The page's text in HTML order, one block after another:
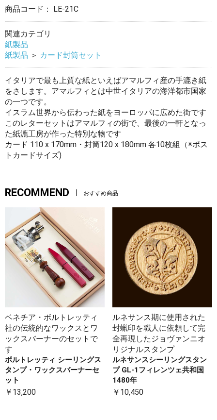
商品コード： LE-21C
関連カテゴリ
紙製品
紙製品 ＞ カード封筒セット
イタリアで最も上質な紙といえばアマルフィ産の手漉き紙
をさします。アマルフィとは中世イタリアの海洋都市国家
の一つです。
イスラム世界から伝わった紙をヨーロッパに広めた街です
このレターセットはアマルフィの街で、最後の一軒となっ
た紙漉工房が作った特別な物です
カード 110 x 170mm・封筒120 x 180mm 各10枚組（※ポス
トカードサイズ)
RECOMMEND おすすめ商品
ベネチア・ボルトレッティ
社の伝統的なワックスとワ
ックスバーナーのセットで
す
ボルトレッティ シーリングス
タンプ・ワックスバーナーセ
ット
￥13,200
ルネサンス期に使用された
封蝋印を職人に依頼して完
全再現したジョヴァンニオ
リジナルスタンプ
ルネサンスシーリングスタン
プ GL-1フィレンツェ共和国
1480年
￥10,450